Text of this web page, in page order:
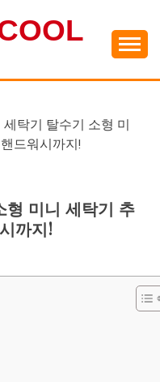
세탁기 탈수기 소형 미
드워시까지!
형 미니 세탁기 추
까지!